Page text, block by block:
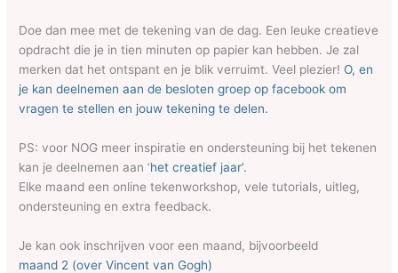
Doe dan mee met de tekening van de dag. Een leuke creatieve
opdracht die je in tien minuten op papier kan hebben. Je zal
merken dat het ontspant en je blik verruimt. Veel plezier!O, en
je kan deelnemen aan de besloten groep op facebook om
vragen te stellen en jouw tekening te delen.
PS: voor NOG meer inspiratie en ondersteuning bij het tekenen
kan je deelnemen aan ‘het creatief jaar’.
Elke maand een online tekenworkshop, vele tutorials, uitleg,
ondersteuning en extra feedback.
Je kan ook inschrijven voor een maand, bijvoorbeeld
maand 2 (over Vincent van Gogh)